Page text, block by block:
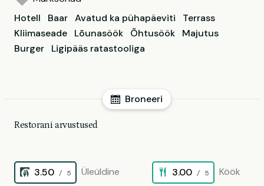
Hotell
Baar Avatud ka pühapäeviti
Terrass
Kliimaseade
Lõunasöök Õhtusöök
Majutus
Burger
Ligipääs ratastooliga
Broneeri
Restorani arvustused
3.50 / 5 Üleüldine 3.00 / 5 Köök